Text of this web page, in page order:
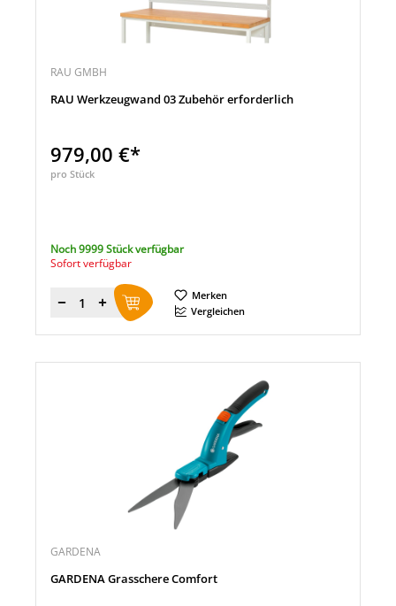
RAU GMBH
RAU Werkzeugwand 03 Zubehör erforderlich
979,00 €*
pro Stück
Noch 9999 Stück verfügbar
Sofort verfügbar
Menge
Merken
Vergleichen
GARDENA
GARDENA Grasschere Comfort